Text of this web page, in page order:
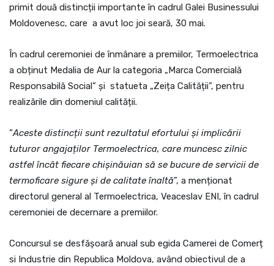
primit două distincții importante în cadrul Galei Businessului
Moldovenesc, care a avut loc joi seară, 30 mai.
În cadrul ceremoniei de înmânare a premiilor, Termoelectrica
a obținut Medalia de Aur la categoria „Marca Comercială
Responsabilă Social” și statueta „Zeița Calității”, pentru
realizările din domeniul calității.
”Aceste distincții sunt rezultatul efortului și implicării
tuturor angajaților Termoelectrica, care muncesc zilnic
astfel încât fiecare chișinăuian să se bucure de servicii de
termoficare sigure și de calitate înaltă”, a menționat
directorul general al Termoelectrica, Veaceslav ENI, în cadrul
ceremoniei de decernare a premiilor.
Concursul se desfășoară anual sub egida Camerei de Comerț
si Industrie din Republica Moldova, având obiectivul de a